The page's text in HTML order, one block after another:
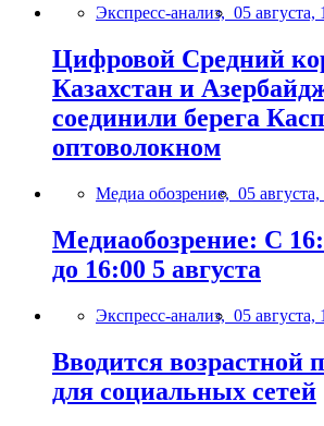
Экспресс-анализ, 05 августа,
Цифровой Средний
Казахстан и
соединили берега
оптоволокном
Медиа обозрение, 05
Медиаобозрение: С
до 16:00 5 августа
Экспресс-анализ, 05 августа,
Вводится возрастной
для социальных сетей